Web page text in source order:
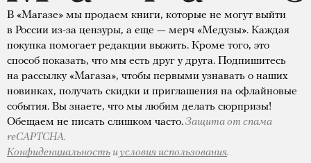
В «Магазе» мы продаем книги, которые не могут выйти
в России из-за цензуры, а еще — мерч «Медузы». Каждая
покупка помогает редакции выжить. Кроме того, это
способ показать, что мы есть друг у друга. Подпишитесь
на рассылку «Магаза», чтобы первыми узнавать о наших
новинках, получать скидки и приглашения на офлайновые
события. Вы знаете, что мы любим делать сюрпризы!
Обещаем не писать слишком часто.Защита от спама
reCAPTCHA.
Конфиденциальностьиусловия использования.